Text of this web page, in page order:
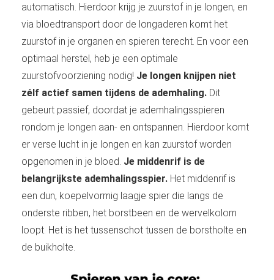
automatisch. Hierdoor krijg je zuurstof in je longen, en
via bloedtransport door de longaderen komt het
zuurstof in je organen en spieren terecht. En voor een
optimaal herstel, heb je een optimale
zuurstofvoorziening nodig! Je longen knijpen niet
zélf actief samen tijdens de ademhaling. Dit
gebeurt passief, doordat je ademhalingsspieren
rondom je longen aan- en ontspannen. Hierdoor komt
er verse lucht in je longen en kan zuurstof worden
opgenomen in je bloed. Je middenrif is de
belangrijkste ademhalingsspier. Het middenrif is
een dun, koepelvormig laagje spier die langs de
onderste ribben, het borstbeen en de wervelkolom
loopt. Het is het tussenschot tussen de borstholte en
de buikholte.